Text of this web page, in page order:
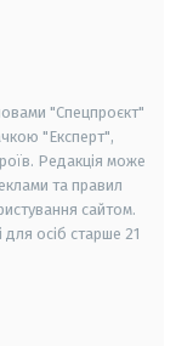
"Спецпроєкт"
"Експерт",
Редакція може
та правил
сайтом.
для осіб старше 21